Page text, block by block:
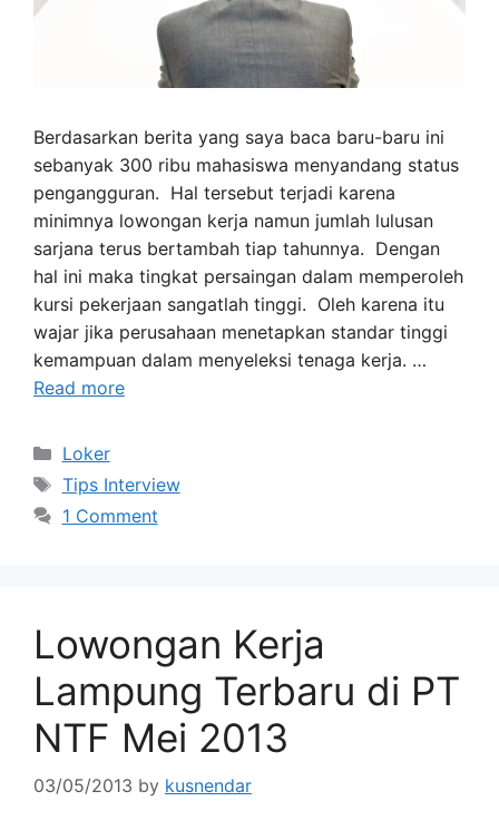
Berdasarkan berita yang saya baca baru-baru ini
sebanyak 300 ribu mahasiswa menyandang status
pengangguran. Hal tersebut terjadi karena
minimnya lowongan kerja namun jumlah lulusan
sarjana terus bertambah tiap tahunnya. Dengan
hal ini maka tingkat persaingan dalam memperoleh
kursi pekerjaan sangatlah tinggi. Oleh karena itu
wajar jika perusahaan menetapkan standar tinggi
kemampuan dalam menyeleksi tenaga kerja. …
Read more
Categories
Loker
Tags
Tips Interview
1 Comment
Lowongan Kerja
Lampung Terbaru di PT
NTF Mei 2013
03/05/2013 by kusnendar